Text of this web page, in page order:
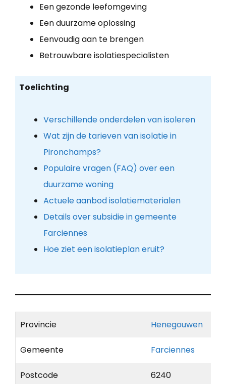
Een gezonde leefomgeving
Een duurzame oplossing
Eenvoudig aan te brengen
Betrouwbare isolatiespecialisten
Toelichting
Verschillende onderdelen van isoleren
Wat zijn de tarieven van isolatie in
Pironchamps?
Populaire vragen (FAQ) over een
duurzame woning
Actuele aanbod isolatiematerialen
Details over subsidie in gemeente
Farciennes
Hoe ziet een isolatieplan eruit?
Provincie Henegouwen
Gemeente Farciennes
Postcode 6240